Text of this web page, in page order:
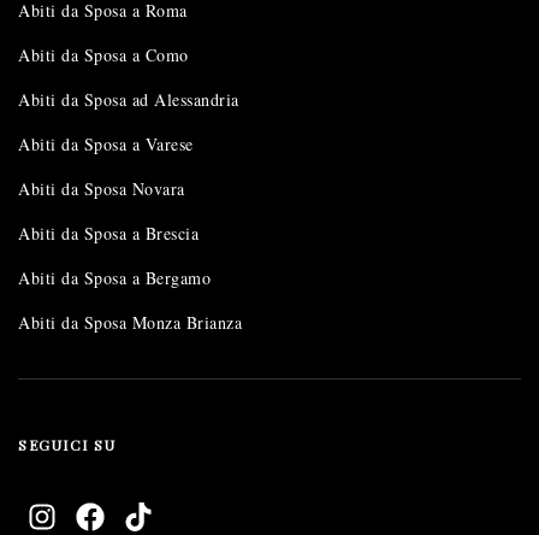
Abiti da Sposa a Roma
Abiti da Sposa a Como
Abiti da Sposa ad Alessandria
Abiti da Sposa a Varese
Abiti da Sposa Novara
Abiti da Sposa a Brescia
Abiti da Sposa a Bergamo
Abiti da Sposa Monza Brianza
SEGUICI SU